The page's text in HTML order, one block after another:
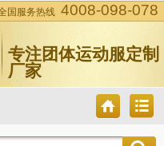
国服务热线 4008-098-078
专注团体运动服定制
厂家